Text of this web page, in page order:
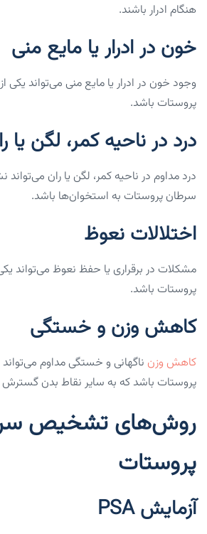
هنگام ادرار باشند.
خون در ادرار یا مایع منی
وجود خون در ادرار یا مایع منی می‌تواند یکی
پروستات باشد.
درد در ناحیه کمر، لگن یا
درد مداوم در ناحیه کمر، لگن یا ران
سرطان پروستات به استخوان‌ها باشد.
اختلالات نعوظ
مشکلات در برقراری یا حفظ نعوظ می‌تواند
پروستات باشد.
کاهش وزن و خستگی
کاهش وزن ناگهانی و خستگی مداوم
پروستات باشد که به سایر نقاط بدن
روش‌های تشخیص
پروستات
آزمایش PSA